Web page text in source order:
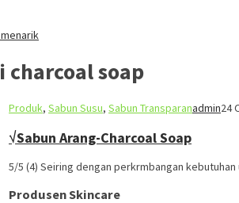
charcoal soap
Produk, Sabun Susu, Sabun Transparanadmin24
√Sabun Arang-Charcoal Soap
5/5 (4) Seiring dengan perkrmbangan
Produsen Skincare